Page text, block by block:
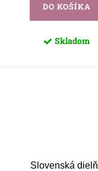
DO KOŠÍKA
Skladom
Slovenská